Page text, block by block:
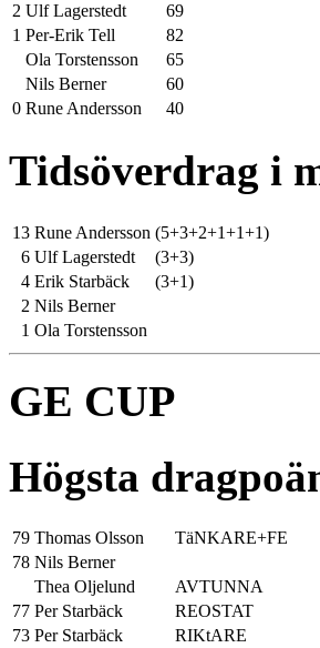
2 Ulf Lagerstedt
69
1 Per-Erik Tell
82
Ola Torstensson
65
Nils Berner
60
0 Rune Andersson 40
Tidsöverdrag i
13 Rune Andersson (5+3+2+1+1+1)
6 Ulf Lagerstedt
(3+3)
4 Erik Starbäck
(3+1)
2 Nils Berner
1 Ola Torstensson
GE CUP
Högsta
79 Thomas Olsson
TäNKARE+FE
78 Nils Berner
Thea Oljelund
AVTUNNA
77 Per Starbäck
REOSTAT
73 Per Starbäck
RIKtARE